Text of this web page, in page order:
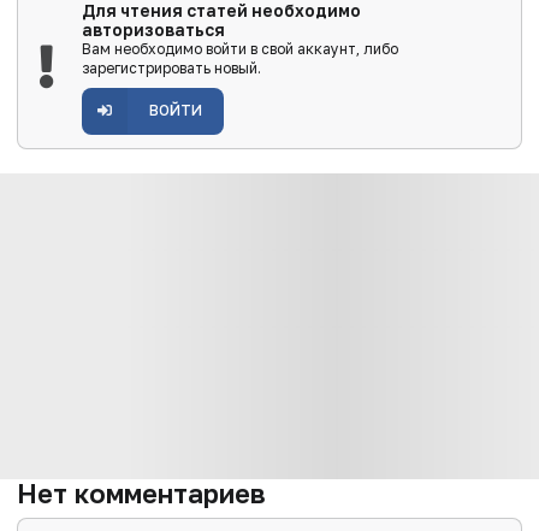
Для чтения статей необходимо
авторизоваться
Вам необходимо войти в свой аккаунт, либо
зарегистрировать новый.
ВОЙТИ
Нет комментариев